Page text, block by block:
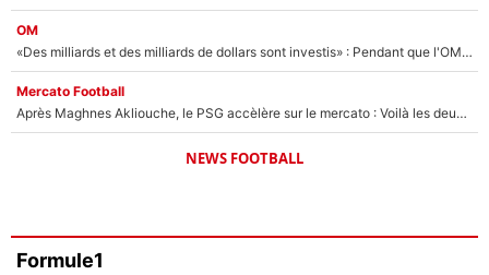
OM
«Des milliards et des milliards de dollars sont investis» : Pendant que l'OM est en pleine crise financière, Frank McCourt lance un nouveau projet à 260M€ !
Mercato Football
Après Maghnes Akliouche, le PSG accèlère sur le mercato : Voilà les deux nouvelles recrues qui vont signer la semaine prochaine ?
NEWS FOOTBALL
Formule1